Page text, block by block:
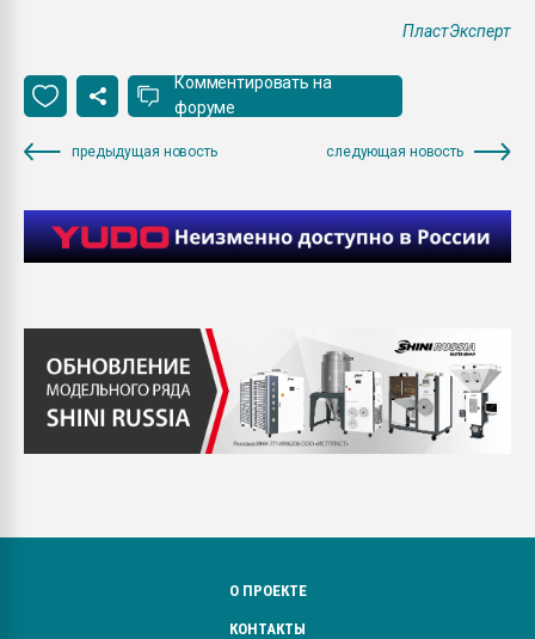
ПластЭксперт
Комментировать на
форуме
предыдущая новость следующая новость
О ПРОЕКТЕ
КОНТАКТЫ